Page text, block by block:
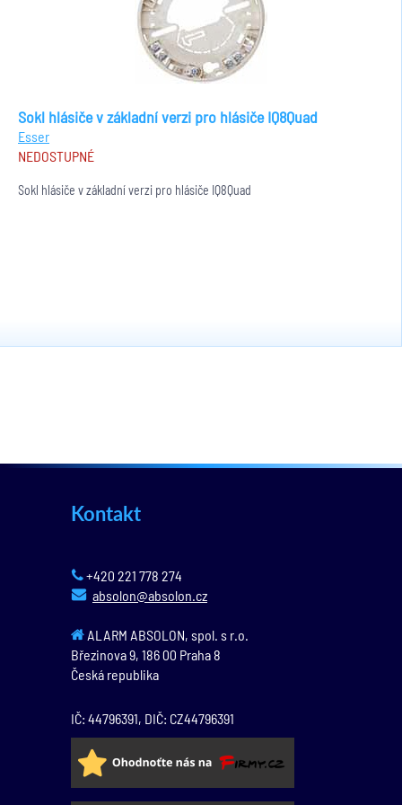
Sokl hlásiče v základní verzi pro hlásiče IQ8Quad
Esser
NEDOSTUPNÉ
Sokl hlásiče v základní verzi pro hlásiče IQ8Quad
Kontakt
+420 221 778 274
absolon@absolon.cz
ALARM ABSOLON, spol. s r.o.
Březinova 9, 186 00 Praha 8
Česká republika
IČ: 44796391, DIČ: CZ44796391